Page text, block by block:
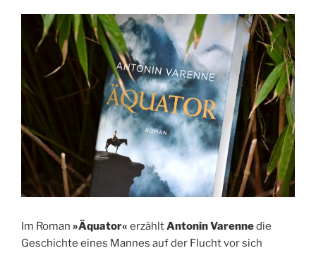
Im Roman »Äquator« erzähltAntonin Varennedie
Geschichte eines Mannes auf der Flucht vor sich